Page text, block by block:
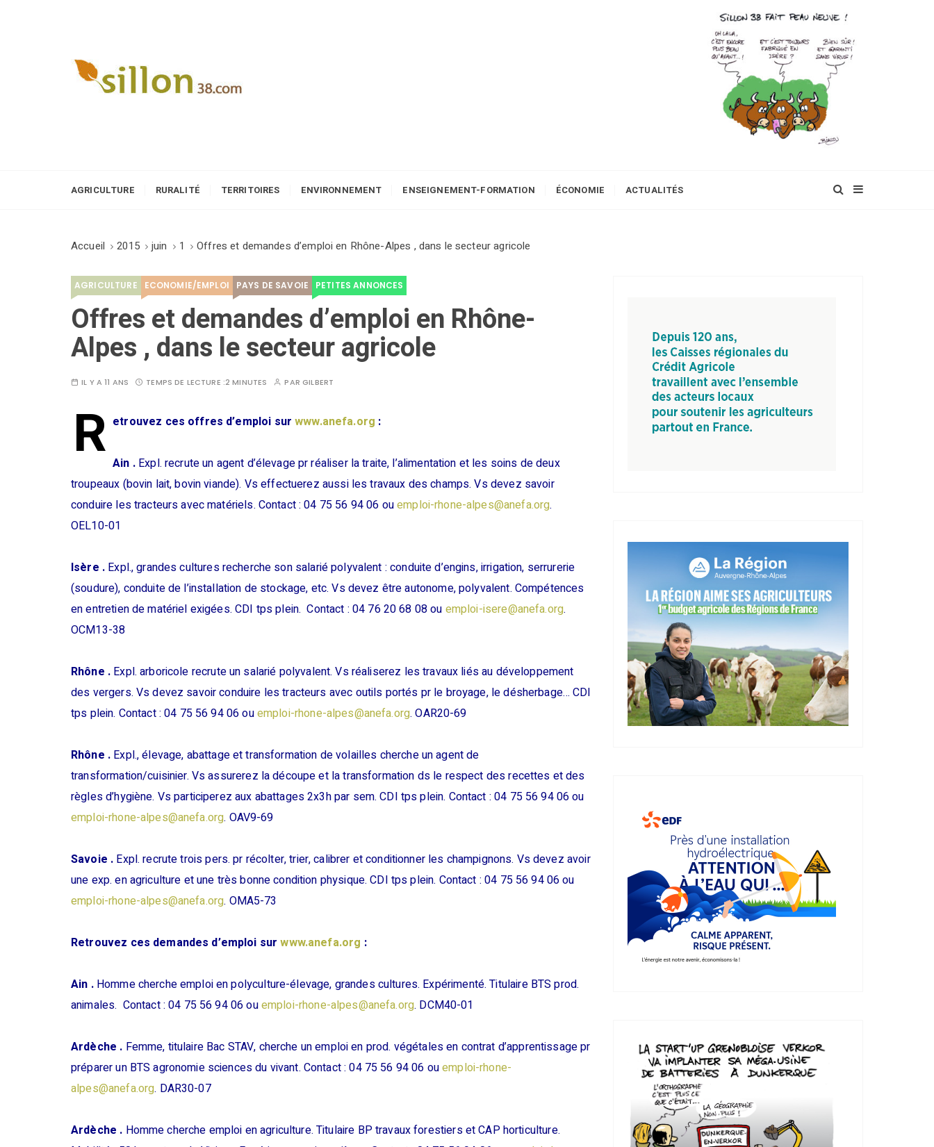
AGRICULTURE RURALITÉ TERRITOIRES ENVIRONNEMENT ENSEIGNEMENT-FORMATION ÉCONOMIE ACTUALITÉS
Accueil 2015 juin 1 Offres et demandes d’emploi en Rhône-Alpes , dans le secteur agricole
AGRICULTURE ECONOMIE/EMPLOI PAYS DE SAVOIE PETITES ANNONCES
Offres et demandes d’emploi en Rhône-
Alpes , dans le secteur agricole
IL Y A 11 ANS TEMPS DE LECTURE :2 MINUTES PARGILBERT
R etrouvez ces offres d’emploi surwww.anefa.org :
Ain .Expl. recrute un agent d’élevage pr réaliser la traite, l’alimentation et les soins de deux
troupeaux (bovin lait, bovin viande). Vs effectuerez aussi les travaux des champs. Vs devez savoir
conduire les tracteurs avec matériels. Contact : 04 75 56 94 06 ouemploi-rhone-alpes@anefa.org.
OEL10-01
Isère . Expl., grandes cultures recherche son salarié polyvalent : conduite d’engins, irrigation, serrurerie
(soudure), conduite de l’installation de stockage, etc. Vs devez être autonome, polyvalent. Compétences
en entretien de matériel exigées. CDI tps plein. Contact : 04 76 20 68 08 ou emploi-isere@anefa.org.
OCM13-38
Rhône . Expl. arboricole recrute un salarié polyvalent. Vs réaliserez les travaux liés au développement
des vergers. Vs devez savoir conduire les tracteurs avec outils portés pr le broyage, le désherbage… CDI
tps plein. Contact : 04 75 56 94 06 ouemploi-rhone-alpes@anefa.org. OAR20-69
Rhône . Expl., élevage, abattage et transformation de volailles cherche un agent de
transformation/cuisinier. Vs assurerez la découpe et la transformation ds le respect des recettes et des
règles d’hygiène. Vs participerez aux abattages 2x3h par sem. CDI tps plein. Contact : 04 75 56 94 06 ou
emploi-rhone-alpes@anefa.org. OAV9-69
Savoie . Expl. recrute trois pers. pr récolter, trier, calibrer et conditionner les champignons. Vs devez avoir
une exp. en agriculture et une très bonne condition physique. CDI tps plein. Contact : 04 75 56 94 06 ou
emploi-rhone-alpes@anefa.org. OMA5-73
Retrouvez ces demandes d’emploi surwww.anefa.org :
Ain .Homme cherche emploi en polyculture-élevage, grandes cultures. Expérimenté. Titulaire BTS prod.
animales. Contact : 04 75 56 94 06 ouemploi-rhone-alpes@anefa.org. DCM40-01
Ardèche . Femme, titulaire Bac STAV, cherche un emploi en prod. végétales en contrat d’apprentissage pr
préparer un BTS agronomie sciences du vivant. Contact : 04 75 56 94 06 ouemploi-rhone-
alpes@anefa.org. DAR30-07
Ardèche . Homme cherche emploi en agriculture. Titulaire BP travaux forestiers et CAP horticulture.